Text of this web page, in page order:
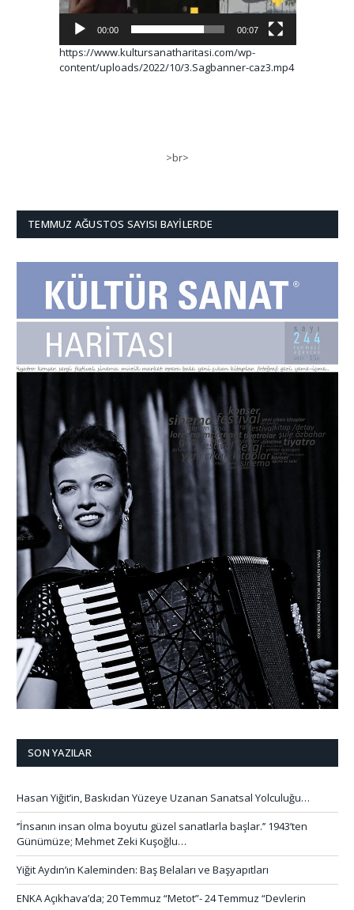
00:00 00:07
https://www.kultursanatharitasi.com/wp-
content/uploads/2022/10/3.Sagbanner-caz3.mp4
>br>
TEMMUZ AĞUSTOS SAYISI BAYILERDE
SON YAZILAR
Hasan Yiğit’in, Baskıdan Yüzeye Uzanan Sanatsal Yolculuğu…
‘’İnsanın insan olma boyutu güzel sanatlarla başlar.’’ 1943’ten
Günümüze; Mehmet Zeki Kuşoğlu…
Yiğit Aydın’ın Kaleminden: Baş Belaları ve Başyapıtları
ENKA Açıkhava’da; 20 Temmuz “Metot”- 24 Temmuz “Devlerin